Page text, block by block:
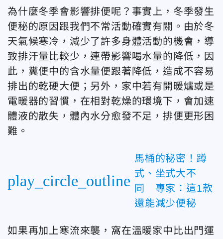
為什麼冬季會影響排便呢？事實上，冬季發生
便秘的原因跟我們不常活動確實有關。由於冬
天氣候寒冷，減少了許多身體活動的機會，導
致排汗量比較少，連帶影響喝水量的降低，因
此，糞便中的含水量便跟著降低，造成不容易
排出的乾硬大便；另外，家中若有開暖爐或是
電暖器的習慣，在相對乾燥的環境下，會加速
體液的散失，體內水分愈發不足，排便更形困
難。
play_circle_outline
馬桶的秘密！蹲
式、坐式大不
同 專家：這1款
還能減少便秘
如果再加上寒流來襲，窩在溫暖家中比出門運